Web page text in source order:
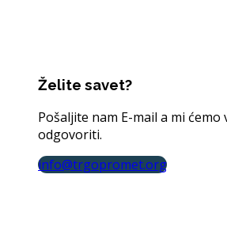
Želite savet?
Pošaljite nam E-mail a mi ćemo
odgovoriti.
info@trgopromet.org